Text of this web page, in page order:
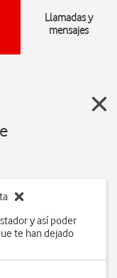
Llamadas y
mensajes
y así poder
te han dejado